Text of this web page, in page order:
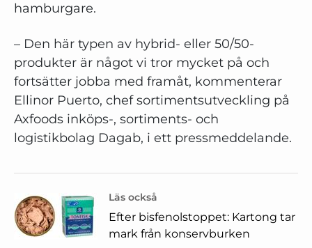
hamburgare.
– Den här typen av hybrid- eller 50/50-
produkter är något vi tror mycket på och
fortsätter jobba med framåt, kommenterar
Ellinor Puerto, chef sortimentsutveckling på
Axfoods inköps-, sortiments- och
logistikbolag Dagab, i ett pressmeddelande.
Läs också
Efter bisfenolstoppet: Kartong tar
mark från konservburken